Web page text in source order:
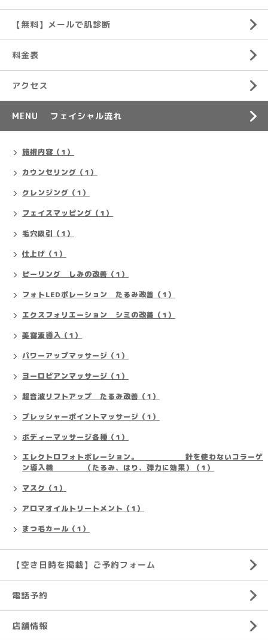
【無料】メールで肌診断
料金表
アクセス
MENU フェイシャル流れ
施術内容（1）
カウンセリング（1）
クレンジング（1）
フェイスマッピング（1）
毛穴吸引（1）
仕上げ（1）
ピーリング しみの改善（1）
フォトLEDポレーション たるみ改善（1）
エクスフォリエーション シミの改善（1）
美容液導入（1）
パワーアップマッサージ（1）
ヨーロピアンマッサージ（1）
超音波リフトアップ たるみ改善（1）
プレッシャーポイントマッサージ（1）
ボディーマッサージ各種（1）
エレクトロフォトポレーション。 針を使わないコラーゲ
ン導入機 （たるみ、はり、弾力に効果）（1）
マスク（1）
アロマオイルトリートメント（1）
まつ毛カール（1）
【空き日時を掲載】ご予約フォーム
電話予約
店舗情報